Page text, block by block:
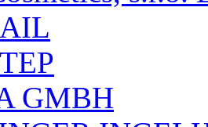
GMBH